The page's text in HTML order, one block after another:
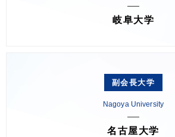
岐阜大学
副会長大学
Nagoya University
名古屋大学